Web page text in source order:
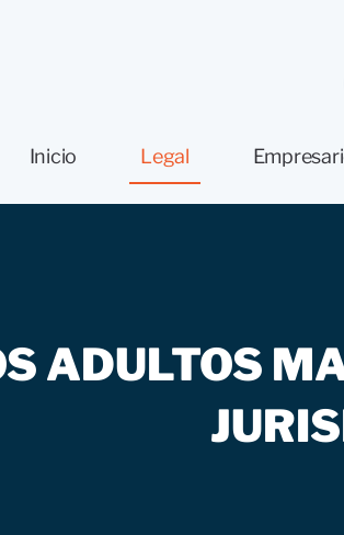
Inicio Legal
ADULTOS